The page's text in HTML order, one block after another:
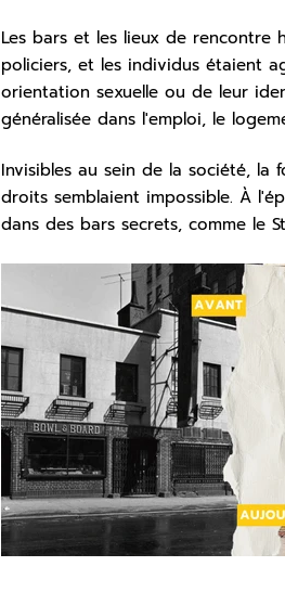
Les bars et les lieux de rencontre
policiers, et les individus étaient
orientation sexuelle ou de leur
généralisée dans l'emploi, le
Invisibles au sein de la société,
droits semblaient impossible. À
dans des bars secrets, comme le